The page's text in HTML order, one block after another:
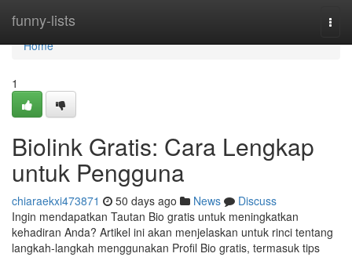
funny-lists
Home
Home
1
Biolink Gratis: Cara Lengkap
untuk Pengguna
chiaraekxi473871 50 days ago News
Discuss
Ingin mendapatkan Tautan Bio gratis untuk meningkatkan
kehadiran Anda? Artikel ini akan menjelaskan untuk rinci tentang
langkah-langkah menggunakan Profil Bio gratis, termasuk tips